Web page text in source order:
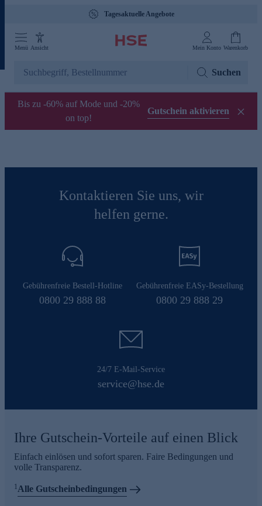
Tagesaktuelle Angebote
Menü Ansicht Mein Konto Warenkorb
Suchen
Bis zu -60% auf Mode und -20%
on top!
Gutschein aktivieren
Kontaktieren Sie uns, wir
helfen gerne.
Gebührenfreie Bestell-Hotline
0800 29 888 88
Gebührenfreie EASy-Bestellung
0800 29 888 29
24/7 E-Mail-Service
service@hse.de
Ihre Gutschein-Vorteile auf einen Blick
Einfach einlösen und sofort sparen. Faire Bedingungen und
volle Transparenz.
1Alle Gutscheinbedingungen